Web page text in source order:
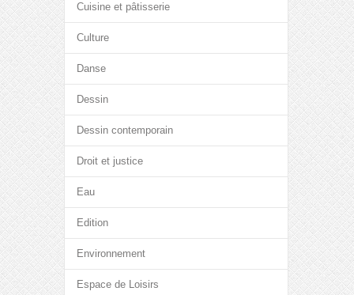
Cuisine et pâtisserie
Culture
Danse
Dessin
Dessin contemporain
Droit et justice
Eau
Edition
Environnement
Espace de Loisirs